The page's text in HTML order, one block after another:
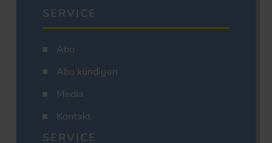
SERVICE
Abo
Abo kündigen
Media
Kontakt
SERVICE